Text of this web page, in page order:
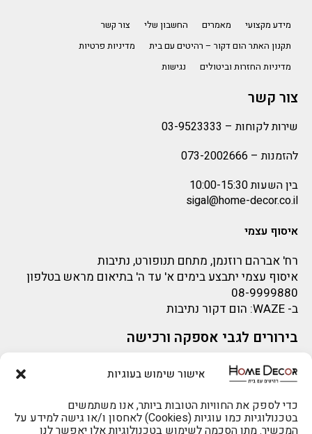
אישור שימוש בעוגיות
כדי לספק את החוויות הטובות ביותר, אנו משתמשים
בטכנולוגיות כמו עוגיות (Cookies) לאחסון ו/או גישה למידע על
המכשיר. מתן הסכמה לשימוש בטכנולוגיות אלו יאפשר לנו
מידע מקצועי מאמרים החשבון שלי
צור קשר
תקנון האתר הום דקור – רהיטים עם בית
מדיניות פרטיות
מדיניות החזרות וביטולים
נגישות
צור קשר
שירות לקוחות – 03-9523333
להזמנות – 073-2002666
בין השעות 10:00-15:30
sigal@home-decor.co.il
איסוף עצמי
רח' אברהם רוזנמן, מתחם תנופורט, נתיבות
איסוף עצמי יתבצע בימים א' עד ה' בתיאום מראש בטלפון
08-9999880
ב- WAZE: הום דקור נתיבות
בירורים לגבי אספקה ורכישה
בירור לגבי אספקה -ניתן לפנות למייל:
sigal@home-decor.co.il
פניות לפני רכישה – ניתן לפנות למייל: omer@home-
decor.co.il